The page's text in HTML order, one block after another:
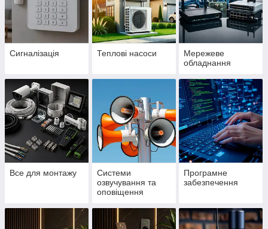
Сигналізація Теплові насоси
Мережеве
обладнання
Все для монтажу
Системи
озвучування та
оповіщення
Програмне
забезпечення